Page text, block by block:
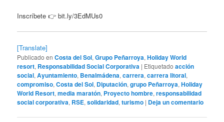
Inscríbete 👉 bit.ly/3EdMUs0
[Translate]
Publicado en Costa del Sol,Grupo Peñarroya,Holiday World
resort, Responsabilidad Social Corporativa | Etiquetado acción
social,Ayuntamiento, Benalmádena,carrera,carrera litoral,
compromiso,Costa del Sol, Diputación,grupo Peñarroya,Holiday
World Resort,media maratón, Proyecto hombre,responsabilidad
social corporativa, RSE,solidaridad,turismo | Deja un comentario